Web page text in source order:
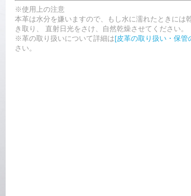
※使用上の注意
本革は水分を嫌いますので、もし水に濡れたときには
き取り、 直射日光をさけ、自然乾燥させてください。
※革の取り扱いについて詳細は[皮革の取り扱い・保管
さい。